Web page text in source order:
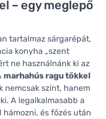
– egy meglepő
tartalmaz sárgarépát,
konyha „szent
ne használnánk ki az
marhahús ragu tökkel
nemcsak színt, hanem
A legalkalmasabb a
hámozni, és főzés után